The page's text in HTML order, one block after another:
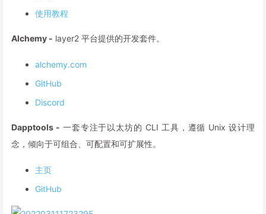
使用教程
Alchemy - layer2 平台提供的开发套件。
alchemy.com
GitHub
Discord
Dapptools - 一套专注于以太坊的 CLI 工具，遵循 Unix 设计理
念，倾向于可组合、可配置和可扩展性。
主页
GitHub